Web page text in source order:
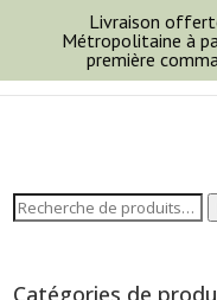
Recherche
Catégories de
Livraison
Métropolitaine à
première